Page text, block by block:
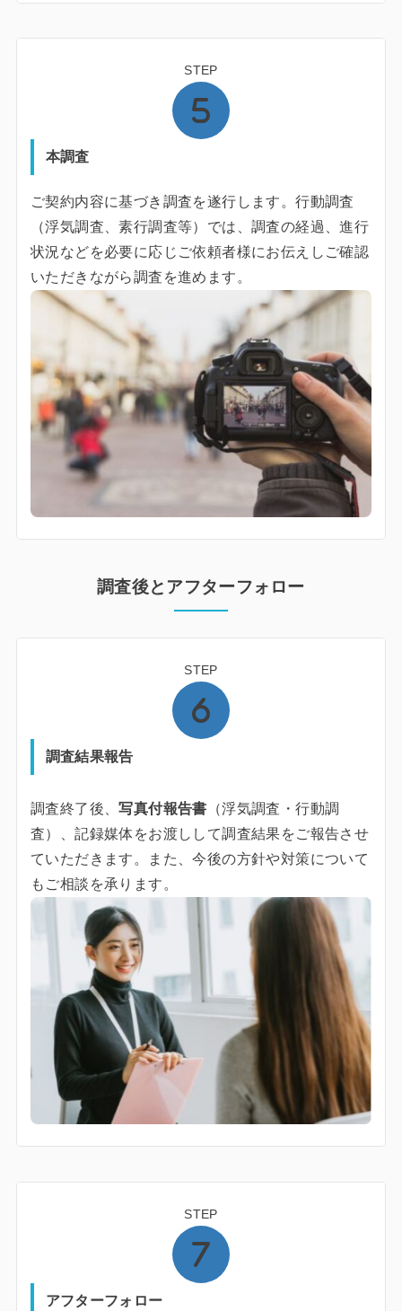
STEP
本調査
ご契約内容に基づき調査を遂行します。行動調査
（浮気調査、素行調査等）では、調査の経過、進行
状況などを必要に応じご依頼者様にお伝えしご確認
いただきながら調査を進めます。
調査後とアフターフォロー
STEP
調査結果報告
調査終了後、写真付報告書 （浮気調査・行動調
査）、記録媒体をお渡しして調査結果をご報告させ
ていただきます。また、今後の方針や対策について
もご相談を承ります。
STEP
アフターフォロー